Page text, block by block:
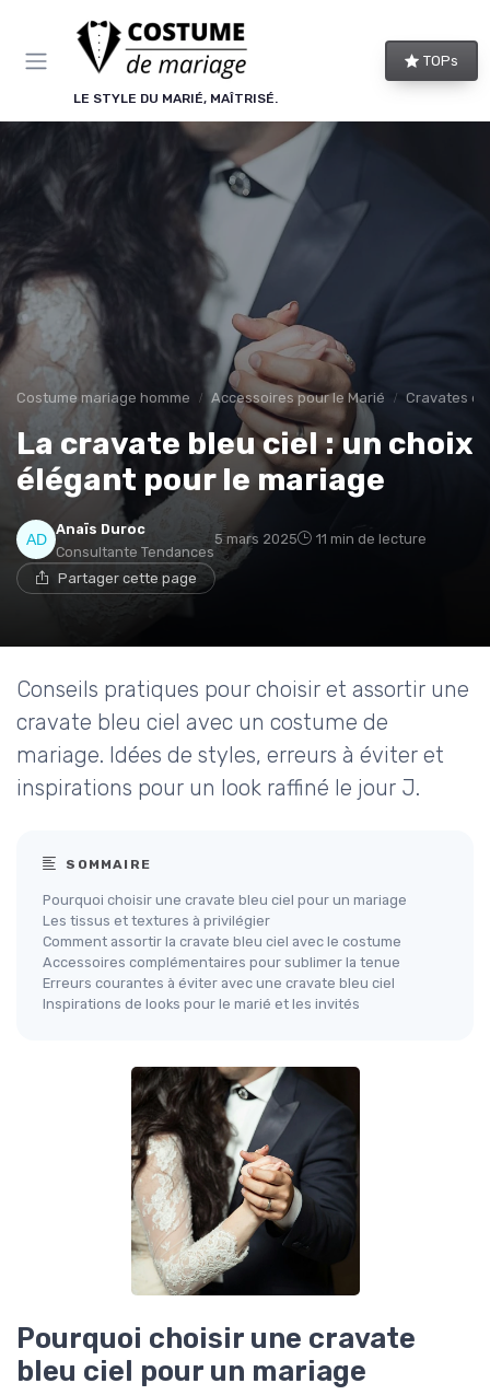
LE STYLE DU MARIÉ, MAÎTRISÉ.
TOPs
Costume mariage homme Accessoires pour le Marié Cravates
La cravate bleu ciel : un choix
élégant pour le mariage
Anaïs Duroc
Consultante Tendances
5 mars 2025 11 min de lecture
Partager cette page
Conseils pratiques pour choisir et assortir une
cravate bleu ciel avec un costume de
mariage. Idées de styles, erreurs à éviter et
inspirations pour un look raffiné le jour J.
SOMMAIRE
Pourquoi choisir une cravate bleu ciel pour un mariage
Les tissus et textures à privilégier
Comment assortir la cravate bleu ciel avec le costume
Accessoires complémentaires pour sublimer la tenue
Erreurs courantes à éviter avec une cravate bleu ciel
Inspirations de looks pour le marié et les invités
Pourquoi choisir une cravate
bleu ciel pour un mariage